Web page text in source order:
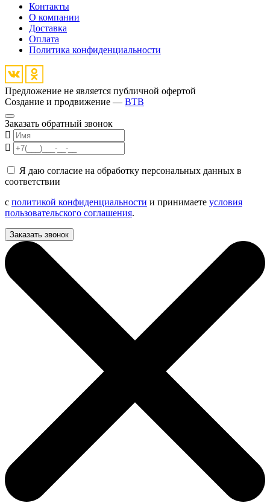
Контакты
О компании
Доставка
Оплата
Политика конфиденциальности
Предложение не является публичной офертой
Создание и продвижение — BTB
Заказать обратный звонок
Я даю согласие на обработку персональных данных в
соответствии
с политикой конфиденциальности и принимаете условия
пользовательского соглашения.
Заказать звонок